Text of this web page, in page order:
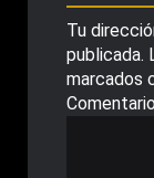
Tu
publicada.
marcados
Comentario